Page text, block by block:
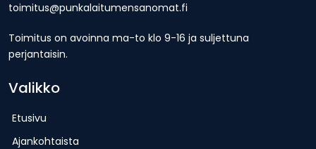
toimitus@punkalaitumensanomat.fi
Toimitus on avoinna ma-to klo 9-16 ja suljettuna
perjantaisin.
Valikko
Etusivu
Ajankohtaista